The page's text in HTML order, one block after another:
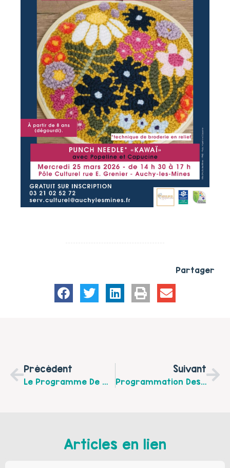
Partager
Précédent
Le Programme De Mars 2026 Du Caféméléon
Suivant
Programmation Des Ateliers D’avril 2026 – Maison Des 1000ers Jours Béthune
Articles en lien